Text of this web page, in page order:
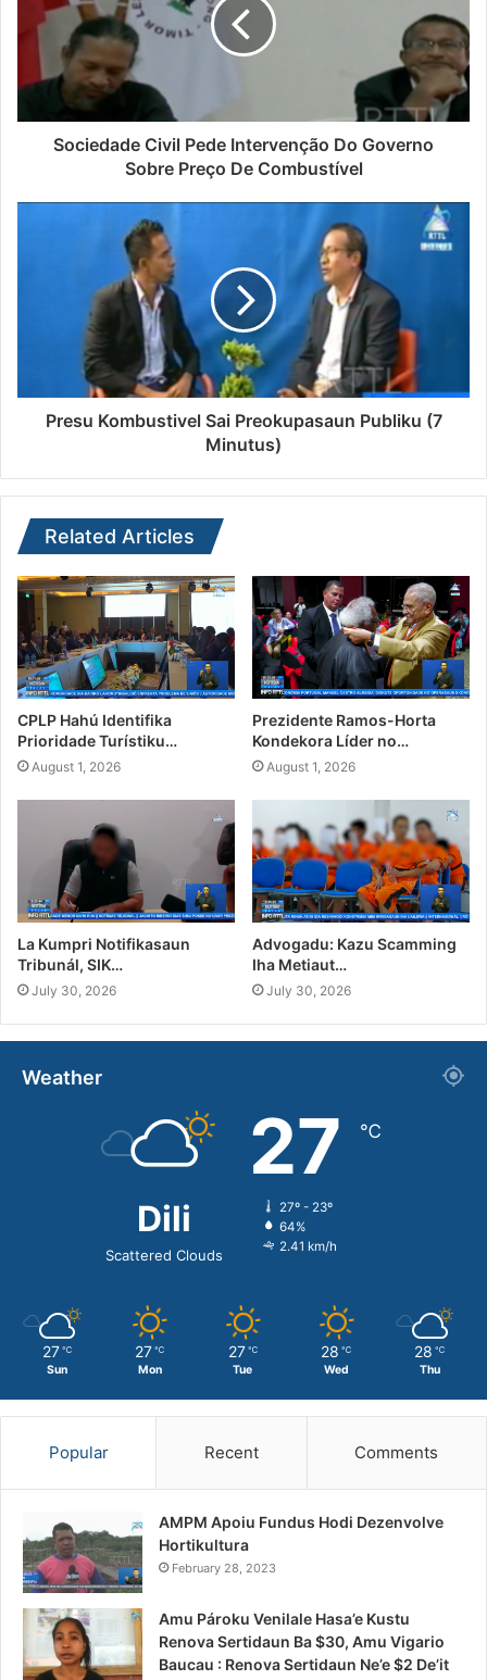
Sociedade Civil Pede Intervenção Do Governo
Sobre Preço De Combustível
Presu Kombustivel Sai Preokupasaun Publiku (7
Minutus)
Related Articles
CPLP Hahú Identifika
Prioridade Turístiku…
August 1, 2026
Prezidente Ramos-Horta
Kondekora Líder no…
August 1, 2026
La Kumpri Notifikasaun
Tribunál, SIK…
July 30, 2026
Advogadu: Kazu Scamming
Iha Metiaut…
July 30, 2026
Weather
Dili
Scattered Clouds
27 ℃
27º - 23º
64%
2.41 km/h
27 ℃
Sun
27 ℃
Mon
27 ℃
Tue
28 ℃
Wed
28 ℃
Thu
Popular Recent Comments
AMPM Apoiu Fundus Hodi Dezenvolve
Hortikultura
February 28, 2023
Amu Pároku Venilale Hasa’e Kustu
Renova Sertidaun Ba $30, Amu Vigario
Baucau : Renova Sertidaun Ne’e $2 De’it